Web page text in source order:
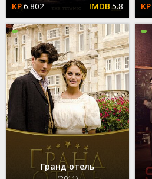
6.802 5.8
Гранд отель